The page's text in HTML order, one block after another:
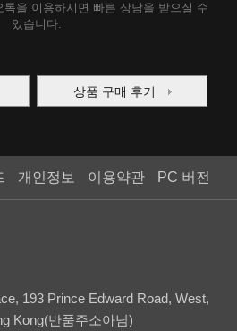
을 이용하시면 빠른 상담을 받으실 수
있습니다.
상품 구매 후기
개인정보 이용약관 PC 버전
193 Prince Edward Road, West,
Kong(반품주소아님)